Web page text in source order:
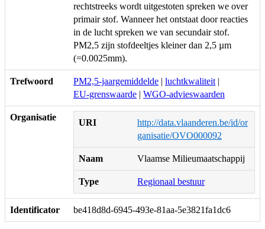
rechtstreeks wordt uitgestoten spreken we over
primair stof. Wanneer het ontstaat door reacties
in de lucht spreken we van secundair stof.
PM2,5 zijn stofdeeltjes kleiner dan 2,5 µm
(=0.0025mm).
Trefwoord PM2,5-jaargemiddelde | luchtkwaliteit |
EU-grenswaarde | WGO-advieswaarden
Organisatie
URI
http://data.vlaanderen.be/id/or
ganisatie/OVO000092
Naam Vlaamse Milieumaatschappij
Type Regionaal bestuur
Identificator be418d8d-6945-493e-81aa-5e3821fa1dc6